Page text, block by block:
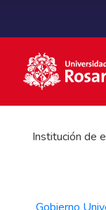
Institución de